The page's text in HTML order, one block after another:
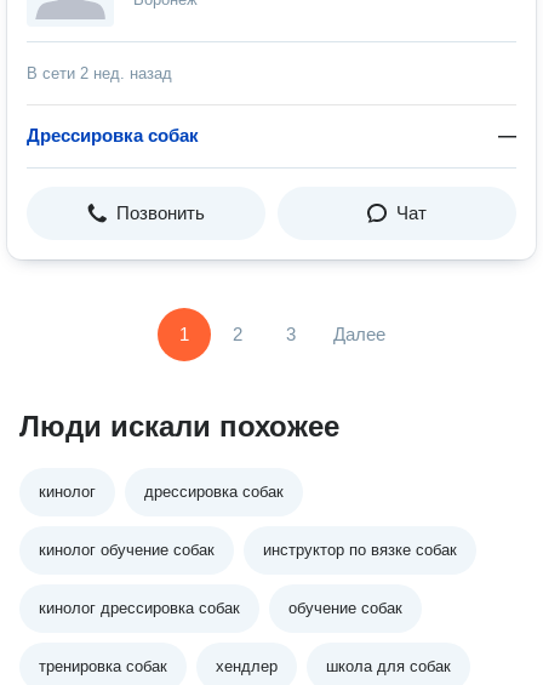
В сети 2 нед. назад
Дрессировка собак —
Позвонить Чат
1 2 3 Далее
Люди искали похожее
кинолог дрессировка собак
кинолог обучение собак инструктор по вязке собак
кинолог дрессировка собак обучение собак
тренировка собак хендлер школа для собак